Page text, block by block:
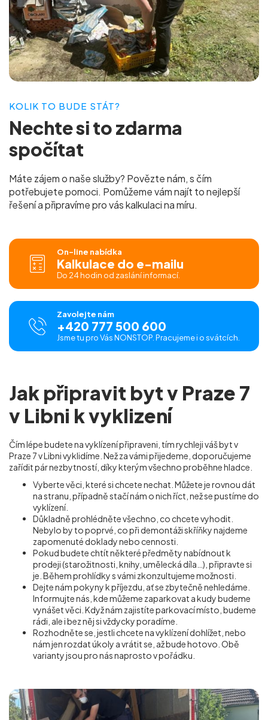
KOLIK TO BUDE STÁT?
Nechte si tozdarma
spočítat
Máte zájem o naše služby? Povězte nám, s čím
potřebujete pomoci. Pomůžeme vám najít to nejlepší
řešení a připravíme pro váskalkulaci na míru.
On-line nabídka
Kalkulace do e-mailu
Do 24 hodin od zaslání informací.
Zavolejte nám
+420 777 500 600
Jsme tu pro Vás NONSTOP. Pracujeme i o svátcích.
Jak připravit byt v Praze 7
v Libni k vyklizení
Čím lépe budete na vyklízení připraveni, tím rychleji váš byt v
Praze 7 v Libni vyklidíme. Než za vámi přijedeme, doporučujeme
zařídit pár nezbytností, díky kterým všechno proběhne hladce.
Vyberte věci, které si chcete nechat. Můžete je rovnou dát
na stranu, případně stačí nám o nich říct, než se pustíme do
vyklízení.
Důkladně prohlédněte všechno, co chcete vyhodit.
Nebylo by to poprvé, co při demontáži skříňky najdeme
zapomenuté doklady nebo cennosti.
Pokud budete chtít některé předměty nabídnout k
prodeji (starožitnosti, knihy, umělecká díla…), připravte si
je. Během prohlídky s vámi zkonzultujeme možnosti.
Dejte nám pokyny k příjezdu, ať se zbytečně nehledáme.
Informujte nás, kde můžeme zaparkovat a kudy budeme
vynášet věci. Když nám zajistíte parkovací místo, budeme
rádi, ale i bez něj si vždycky poradíme.
Rozhodněte se, jestli chcete na vyklízení dohlížet, nebo
nám jen rozdat úkoly a vrátit se, až bude hotovo. Obě
varianty jsou pro nás naprosto v pořádku.